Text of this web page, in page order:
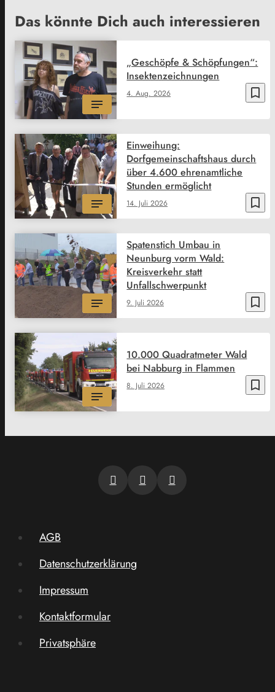
Das könnte Dich auch interessieren
bookmark_border
4. Aug. 2026
„Geschöpfe & Schöpfungen“:
Insektenzeichnungen
bookmark_border
14. Juli 2026
Einweihung:
Dorfgemeinschaftshaus durch
über 4.600 ehrenamtliche
Stunden ermöglicht
bookmark_border
9. Juli 2026
Spatenstich Umbau in
Neunburg vorm Wald:
Kreisverkehr statt
Unfallschwerpunkt
bookmark_border
8. Juli 2026
10.000 Quadratmeter Wald
bei Nabburg in Flammen
AGB
Datenschutzerklärung
Impressum
Kontaktformular
Privatsphäre